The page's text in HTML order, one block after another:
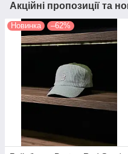
Акційні пропозиції та
Новинка –62%